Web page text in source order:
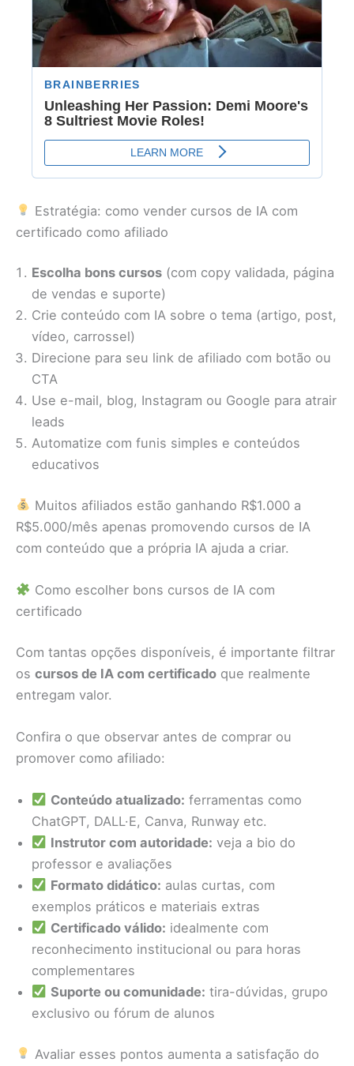
Estratégia: como vender cursos de IA com
certificado como afiliado
Escolha bons cursos (com copy validada, página
de vendas e suporte)
Crie conteúdo com IA sobre o tema (artigo, post,
vídeo, carrossel)
Direcione para seu link de afiliado com botão ou
CTA
Use e-mail, blog, Instagram ou Google para atrair
leads
Automatize com funis simples e conteúdos
educativos
Muitos afiliados estão ganhando R$1.000 a
R$5.000/mês apenas promovendo cursos de IA
com conteúdo que a própria IA ajuda a criar.
Como escolher bons cursos de IA com
certificado
Com tantas opções disponíveis, é importante filtrar
os cursos de IA com certificado que realmente
entregam valor.
Confira o que observar antes de comprar ou
promover como afiliado:
Conteúdo atualizado: ferramentas como
ChatGPT, DALL·E, Canva, Runway etc.
Instrutor com autoridade: veja a bio do
professor e avaliações
Formato didático: aulas curtas, com
exemplos práticos e materiais extras
Certificado válido: idealmente com
reconhecimento institucional ou para horas
complementares
Suporte ou comunidade: tira-dúvidas, grupo
exclusivo ou fórum de alunos
Avaliar esses pontos aumenta a satisfação do